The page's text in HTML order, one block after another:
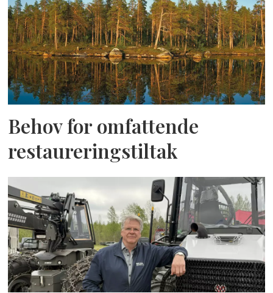
Behov for omfattende
restaureringstiltak